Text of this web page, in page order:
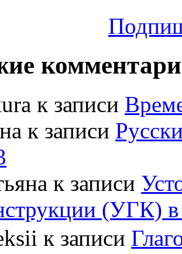
к записи
к записи
к записи
(УГК) в
к записи